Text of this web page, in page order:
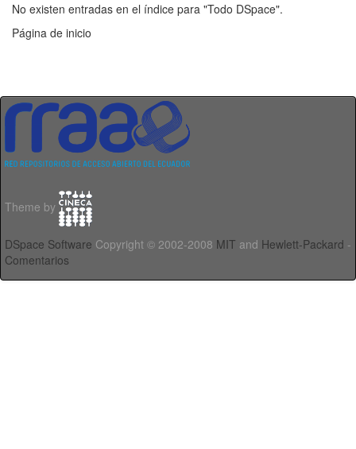
No existen entradas en el índice para "Todo DSpace".
Página de inicio
Theme by
DSpace Software Copyright © 2002-2008 MIT and Hewlett-Packard -
Comentarios